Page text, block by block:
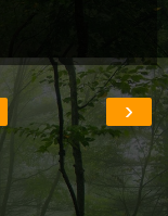
›